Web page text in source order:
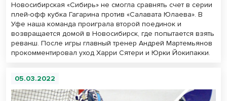
Новосибирская «Сибирь» не смогла сравнять счет в серии
плей-офф кубка Гагарина против «Салавата Юлаева». В
Уфе наша команда проиграла второй поединок и
возвращается домой в Новосибирск, где попытается взять
реванш. После игры главный тренер Андрей Мартемьянов
прокомментировал уход Харри Сятери и Юрки Йокипакки.
05.03.2022